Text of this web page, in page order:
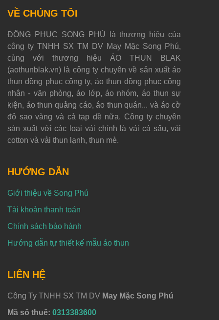
VỀ CHÚNG TÔI
ĐỒNG PHỤC SONG PHÚ là thương hiệu của
công ty TNHH SX TM DV May Mặc Song Phú,
cùng với thương hiệu ÁO THUN BLAK
(aothunblak.vn) là công ty chuyên về sản xuất áo
thun đồng phục công ty, áo thun đồng phục công
nhân - văn phòng, áo lớp, áo nhóm, áo thun sự
kiện, áo thun quảng cáo, áo thun quán... và áo cờ
đỏ sao vàng và cả tạp dề nữa. Công ty chuyên
sản xuất với các loại vải chính là vải cá sấu, vải
cotton và vải thun lạnh, thun mè.
HƯỚNG DẪN
Giới thiệu về Song Phú
Tài khoản thanh toán
Chính sách bảo hành
Hướng dẫn tự thiết kế mẫu áo thun
LIÊN HỆ
Công Ty TNHH SX TM DV May Mặc Song Phú
Mã số thuế: 0313383600